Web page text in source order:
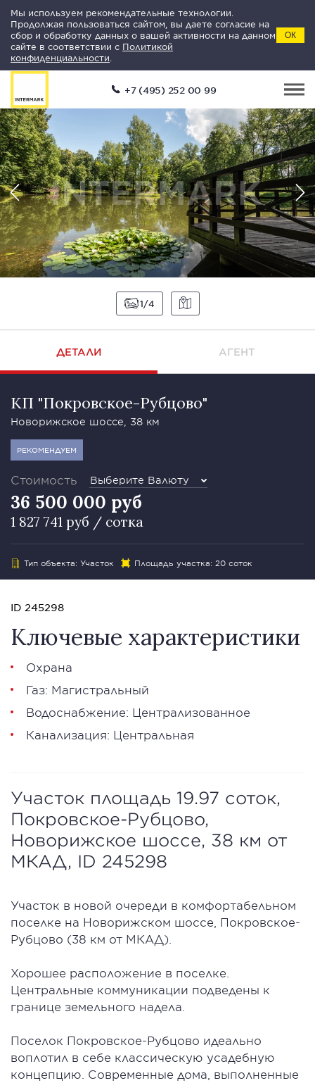
Мы используем рекомендательные технологии.
Продолжая пользоваться сайтом, вы даете согласие на
сбор и обработку данных о вашей активности на данном
сайте в соответствии с Политикой
конфиденциальности
ОК
+7 (495) 252 00 99
1 4
ДЕТАЛИ АГЕНТ
КП "Покровское-Рубцово"
Новорижское шоссе, 38 км
РЕКОМЕНДУЕМ
Стоимость Выберите Валюту
36 500 000 руб
1 827 741 руб / сотка
Тип объекта: Участок Площадь участка: 20 соток
ID 245298
Ключевые характеристики
Охрана
Газ: Магистральный
Водоснабжение: Централизованное
Канализация: Центральная
Участок площадь 19.97 соток,
Покровское-Рубцово,
Новорижское шоссе, 38 км от
МКАД, ID 245298
Участок в новой очереди в комфортабельном
поселке на Новорижском шоссе, Покровское-
Рубцово (38 км от МКАД).
Хорошее расположение в поселке.
Центральные коммуникации подведены к
границе земельного надела.
Поселок Покровское-Рубцово идеально
воплотил в себе классическую усадебную
концепцию. Современные дома, выполненные